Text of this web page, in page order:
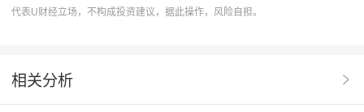
Underestimate
代表U财经立场，不构成投资建议，据此操作，风险自担。
相关分析